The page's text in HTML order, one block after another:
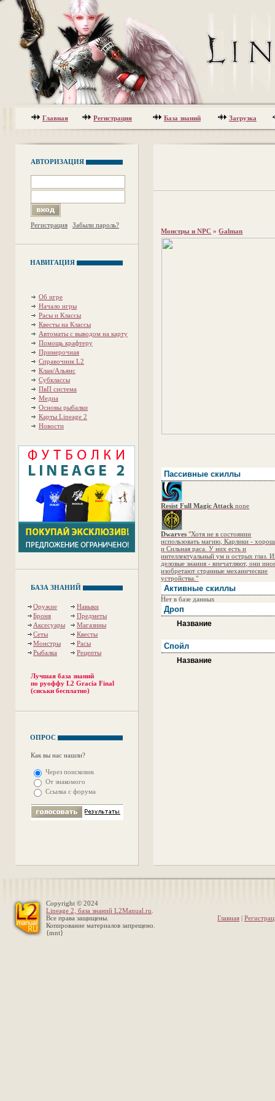
Главная Регистрация База знаний Загрузка
АВТОРИЗАЦИЯ
Регистрация Забыли пароль?
НАВИГАЦИЯ
Об игре
Начало игры
Расы и Классы
Квесты на Классы
Автоматы с выводом на карту
Помощь крафтеру
Примерочная
Справочник L2
Клан/Альянс
Субклассы
ПвП система
Медиа
Основы рыбалки
Карты Lineage 2
Новости
БАЗА ЗНАНИЙ
Оружие
Навыки
Броня
Предметы
Аксесуары
Магазины
Сеты
Квесты
Монстры
Расы
Рыбалка
Рецепты
Лучшая база знаний
по руоффу L2 Gracia Final
(сиськи бесплатно)
ОПРОС
Как вы нас нашли?
Через поисковик
От знакомого
Ссылка с форума
Монстры и NPC »Galman
Пассивные скиллы
Resist Full Magic Attack none
Dwarves "Хотя не в состоянии
использовать магию, Карлики -
и Сильная раса. У них есть и
интеллектуальный ум и острых глаз.
деловые знания - впечатляют, они
изобретают странные механические
устройства."
Активные скиллы
Нет в базе данных
Дроп
Название
Спойл
Название
Copyright © 2024
Lineage 2, база знаний L2Manual.ru
Все права защищены.
Копирование материалов запрещено.
{mnt}
Главная |